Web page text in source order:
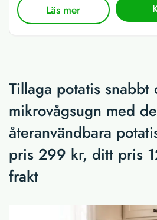
Läs mer
Tillaga potatis snabbt
mikrovågsugn med
återanvändbara
pris 299 kr, ditt pris
frakt